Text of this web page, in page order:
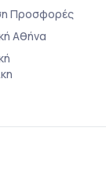
Προσφορές
Αθήνα